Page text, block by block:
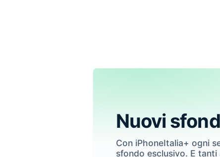
Nuovi
Con iPhoneItalia+ ogni
sfondo esclusivo. E tanti